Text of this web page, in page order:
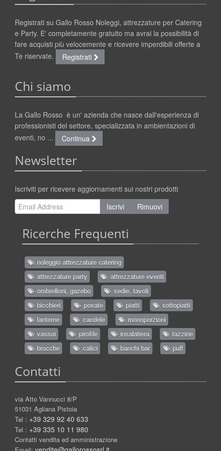
Registrati su Gallo Rosso Noleggi, attrezzature per Catering
e Party. E' completamente gratuito ma avrai la possibilità di
fare acquisti più velocemente e ricevere imperdibili offerte a
Te riservate.
Registrati
Chi siamo
La Gallo Rosso è un' azienda che nasce dall'esperienza di
professionisti del settore, specializzata in ambientazioni di
eventi, no ...
Continua
Newsletter
Iscriviti per ricevere aggiornamenti sui nostri prodotti
Iscrivi
Rimuovi
Ricerche Frequenti
noleggio attrezzature catering
attrezzature party
attrezzature eventi
ombrelloni, gazebo
sedie, tavoli
bicchieri
posate piatti
sottopiatti
lanterne
candele
monoporzioni
vassoi
pirofile insalatiera
tazzine
brocche
calici banchi bar puff
Contatti
via Atto Vannucci 8/P
51031 Agliana Pistoia
Tel : +39 329 92 40 633
Tel : +39 335 10 11 980
Contatti vendita ed amministrazione